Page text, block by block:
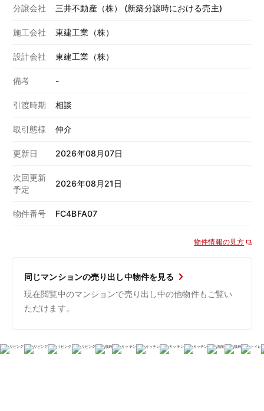
分譲会社 三井不動産（株） (新築分譲時における売主)
施工会社 東建工業（株）
設計会社 東建工業（株）
備考 -
引渡時期 相談
取引態様 仲介
更新日 2026年08月07日
次回更新
予定
2026年08月21日
物件番号 FC4BFA07
物件情報の見方
同じマンションの売り出し中物件を見る
現在閲覧中のマンションで売り出し中の他物件もご覧い
ただけます。